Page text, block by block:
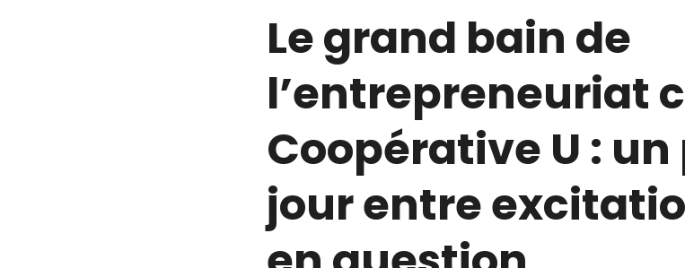
Le grand bain de
l’entrepreneuriat
Coopérative U :
jour entre